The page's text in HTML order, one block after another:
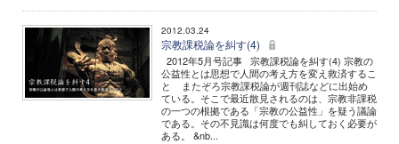
2012.03.24
宗教課税論を糾す(4)
2012年5月号記事 宗教課税論を糾す(4) 宗教の
公益性とは思想で人間の考え方を変え救済するこ
と またぞろ宗教課税論が週刊誌などに出始め
ている。そこで最近散見されるのは、宗教非課税
の一つの根拠である「宗教の公益性」を疑う議論
である。その不見識は何度でも糾しておく必要が
ある。 &nb...